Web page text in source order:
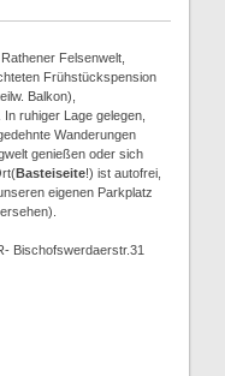
Felsenwelt,
Frühstückspension
Balkon),
ruhiger Lage gelegen,
Wanderungen
genießen oder sich
Basteiseite!) ist autofrei,
eigenen Parkplatz
Bischofswerdaerstr.31